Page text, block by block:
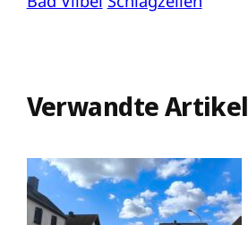
Verwandte Artikel